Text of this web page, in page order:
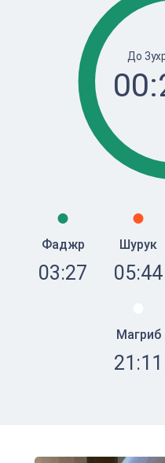
До
Фаджр
03:27
Шурук
05:44
Магриб
21:11